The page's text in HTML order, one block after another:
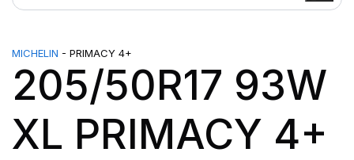
MICHELIN - PRIMACY 4+
205/50R17 93W
XL PRIMACY 4+